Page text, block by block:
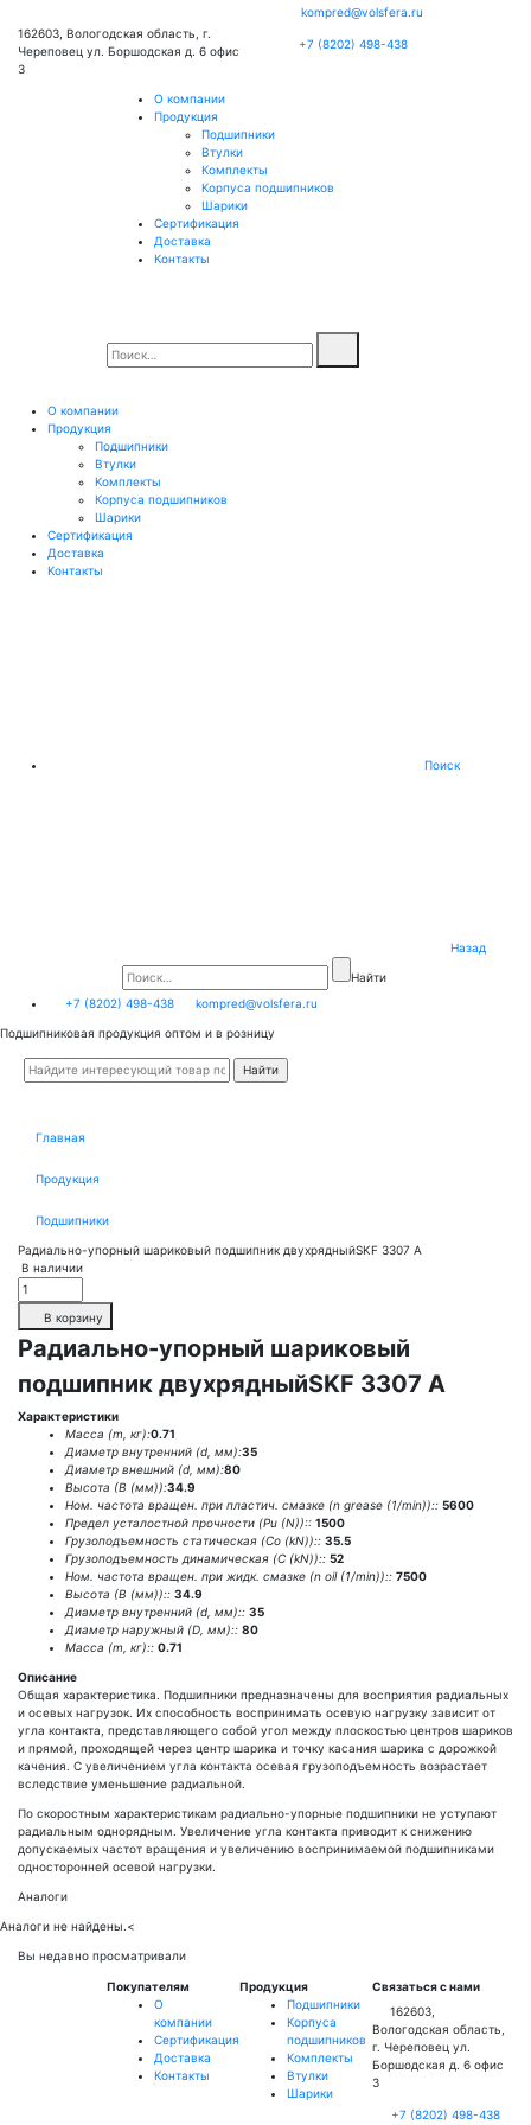
162603, Вологодская область, г.
Череповец ул. Боршодская д. 6 офис
3
kompred@volsfera.ru
+7 (8202) 498-438
О компании
Продукция
Подшипники
Втулки
Комплекты
Корпуса подшипников
Шарики
Сертификация
Доставка
Контакты
О компании
Продукция
Подшипники
Втулки
Комплекты
Корпуса подшипников
Шарики
Сертификация
Доставка
Контакты
Поиск
Назад
Найти
+7 (8202) 498-438
kompred@volsfera.ru
Подшипниковая продукция оптом и в розницу
Главная
Продукция
Подшипники
Радиально-упорный шариковый подшипник двухрядныйSKF 3307 A
В наличии
В корзину
Радиально-упорный шариковый
подшипник двухрядныйSKF 3307 A
Характеристики
Масса (m, кг):0.71
Диаметр внутренний (d, мм):35
Диаметр внешний (d, мм):80
Высота (В (мм)):34.9
Ном. частота вращен. при пластич. смазке (n grease (1/min)):: 5600
Предел усталостной прочности (Pu (N)):: 1500
Грузоподъемность статическая (Co (kN)):: 35.5
Грузоподъемность динамическая (C (kN)):: 52
Ном. частота вращен. при жидк. смазке (n oil (1/min)):: 7500
Высота (В (мм)):: 34.9
Диаметр внутренний (d, мм):: 35
Диаметр наружный (D, мм):: 80
Масса (m, кг):: 0.71
Описание
Общая характеристика. Подшипники предназначены для восприятия радиальных
и осевых нагрузок. Их способность воспринимать осевую нагрузку зависит от
угла контакта, представляющего собой угол между плоскостью центров шариков
и прямой, проходящей через центр шарика и точку касания шарика с дорожкой
качения. С увеличением угла контакта осевая грузоподъемность возрастает
вследствие уменьшение радиальной.
По скоростным характеристикам радиально-упорные подшипники не уступают
радиальным однорядным. Увеличение угла контакта приводит к снижению
допускаемых частот вращения и увеличению воспринимаемой подшипниками
односторонней осевой нагрузки.
Аналоги
Аналоги не найдены.<
Вы недавно просматривали
Покупателям
О
компании
Сертификация
Доставка
Контакты
Продукция
Подшипники
Корпуса
подшипников
Комплекты
Втулки
Шарики
Связаться с нами
162603,
Вологодская область,
г. Череповец ул.
Боршодская д. 6 офис
3
+7 (8202) 498-438